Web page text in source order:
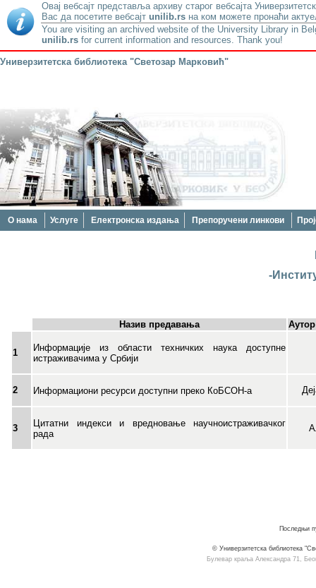
Овај вебсајт представља архиву старог вебсајта
Вас да посетите вебсајт unilib.rs на ком можете пронаћи
You are visiting an archived website of the University Library in
unilib.rs for current information and resources. Thank you!
Универзитетска библиотека "Светозар Марковић"
О нама Услуге Електронска издања Препоручени линкови
-
Назив предавања Аутор
1
Информације из области техничких наука доступне
истраживачима у Србији
2 Информациони ресурси доступни преко КоБСОН-а
3
Цитатни индекси и вредновање научноистраживачког
рада
Последњи
© Универзитетска библиотека
Булевар краља Александра 71,